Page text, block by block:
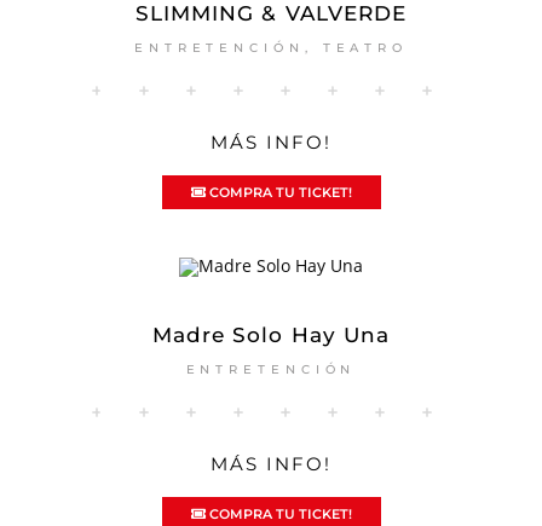
SLIMMING & VALVERDE
ENTRETENCIÓN , TEATRO
MÁS INFO!
COMPRA TU TICKET!
Madre Solo Hay Una
ENTRETENCIÓN
MÁS INFO!
COMPRA TU TICKET!